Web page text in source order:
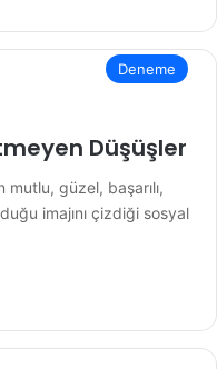
Deneme
Düşüşler
güzel, başarılı,
imajını çizdiği sosyal